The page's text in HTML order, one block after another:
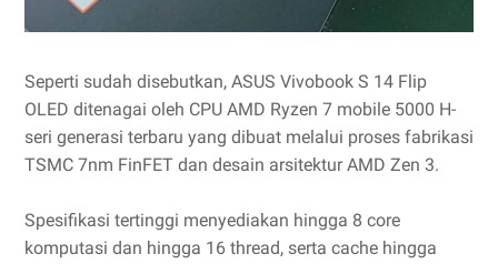
Seperti sudah disebutkan, ASUS Vivobook S 14 Flip
OLED ditenagai oleh CPU AMD Ryzen 7 mobile 5000 H-
seri generasi terbaru yang dibuat melalui proses fabrikasi
TSMC 7nm FinFET dan desain arsitektur AMD Zen 3.
Spesifikasi tertinggi menyediakan hingga 8 core
komputasi dan hingga 16 thread, serta cache hingga